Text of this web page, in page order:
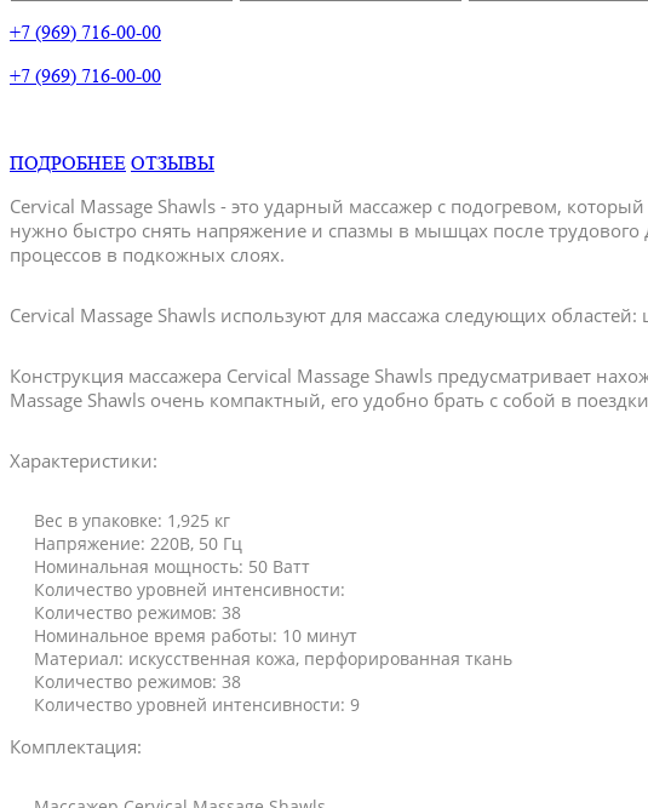
+7 (969) 716-00-00
+7 (969) 716-00-00
ПОДРОБНЕЕ ОТЗЫВЫ
Cervical Massage Shawls - это ударный массажер с подогревом,
нужно быстро снять напряжение и спазмы в мышцах после
процессов в подкожных слоях.
Cervical Massage Shawls используют для массажа следующих
Конструкция массажера Cervical Massage Shawls предусматривает
Massage Shawls очень компактный, его удобно брать с собой в
Характеристики:
Вес в упаковке: 1,925 кг
Напряжение: 220В, 50 Гц
Номинальная мощность: 50 Ватт
Количество уровней интенсивности:
Количество режимов: 38
Номинальное время работы: 10 минут
Материал: искусственная кожа, перфорированная ткань
Количество режимов: 38
Количество уровней интенсивности: 9
Комплектация: